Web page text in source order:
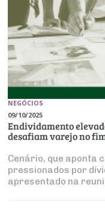
NEGÓCIOS
09/10/2025
Endividamento
desafiam varejo no
Cenário, que aponta
pressionados por
apresentado na